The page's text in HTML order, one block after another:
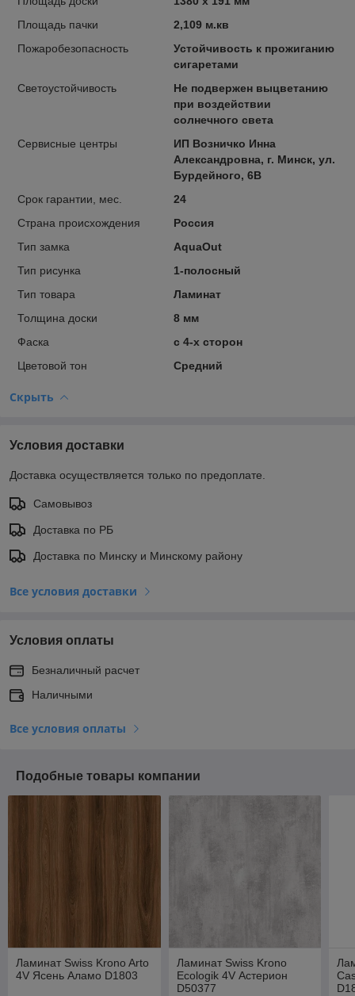
Площадь пачки
2,109 м.кв
Пожаробезопасность
Устойчивость к прожиганию
сигаретами
Светоустойчивость
Не подвержен выцветанию
при воздействии
солнечного света
Сервисные центры
ИП Возничко Инна
Александровна, г. Минск, ул.
Бурдейного, 6В
Срок гарантии, мес.
24
Страна происхождения
Россия
Тип замка
AquaOut
Тип рисунка
1-полосный
Тип товара
Ламинат
Толщина доски
8 мм
Фаска
с 4-х сторон
Цветовой тон
Средний
Скрыть
Условия доставки
Доставка осуществляется только по предоплате.
Самовывоз
Доставка по РБ
Доставка по Минску и Минскому району
Все условия доставки
Условия оплаты
Безналичный расчет
Наличными
Все условия оплаты
Подобные товары компании
Ламинат Swiss Krono Arto
4V Ясень Аламо D1803
Ламинат Swiss Krono
Ecologik 4V Астерион
D50377